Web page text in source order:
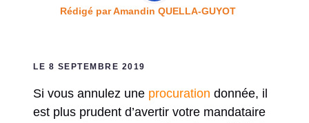
Rédigé parAmandin QUELLA-GUYOT
LE 8 SEPTEMBRE 2019
Si vous annulez une procuration donnée, il
est plus prudent d’avertir votre mandataire